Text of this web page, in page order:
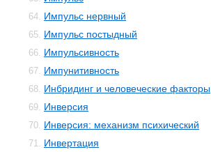
64. Импульс нервный
65. Импульс постыдный
66. Импульсивность
67. Импунитивность
68. Инбридинг и человеческие факторы
69. Инверсия
70. Инверсия: механизм психический
71. Инвертация